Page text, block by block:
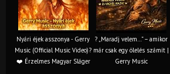
Nyári éjek asszonya - Gerry
Music (Official Music Video)?
❤️ Érzelmes Magyar Sláger
? „Maradj velem…” – amikor
már csak egy ölelés számít |
Gerry Music